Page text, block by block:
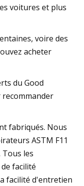
voitures et plus
voire des
acheter
du Good
fabriqués. Nous
ASTM F11
les
facilité
facilité d'entretien